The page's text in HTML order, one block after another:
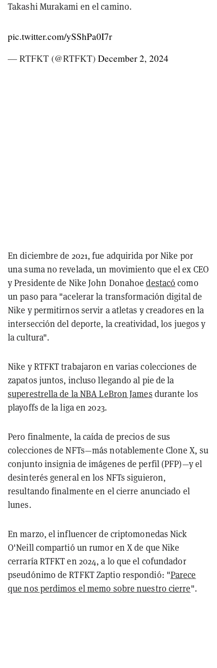
Takashi Murakami en el camino.
pic.twitter.com/ySShPa0I7r
— RTFKT (@RTFKT) December 2, 2024
En diciembre de 2021, fue adquirida por Nike por
una suma no revelada, un movimiento que el ex CEO
y Presidente de Nike John Donahoedestacó como
un paso para "acelerar la transformación digital de
Nike y permitirnos servir a atletas y creadores en la
intersección del deporte, la creatividad, los juegos y
la cultura".
Nike y RTFKT trabajaron en varias colecciones de
zapatos juntos, incluso llegando al pie de la
superestrella de la NBA LeBron James durante los
playoffs de la liga en 2023.
Pero finalmente, la caída de precios de sus
colecciones de NFTs—más notablemente Clone X, su
conjunto insignia de imágenes de perfil (PFP)—y el
desinterés general en los NFTs siguieron,
resultando finalmente en el cierre anunciado el
lunes.
En marzo, el influencer de criptomonedas Nick
O'Neill compartió un rumor en X de que Nike
cerraría RTFKT en 2024, a lo que el cofundador
pseudónimo de RTFKT Zaptio respondió: "Parece
que nos perdimos el memo sobre nuestro cierre".